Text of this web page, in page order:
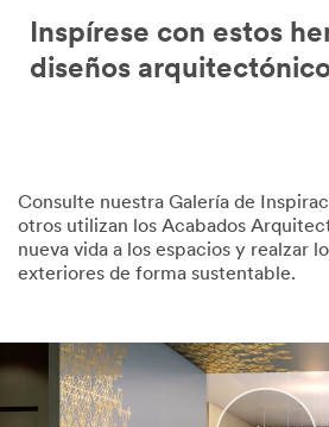
Inspírese con estos
diseños
Consulte nuestra Galería de
otros utilizan los Acabados
nueva vida a los espacios y realzar
exteriores de forma sustentable.